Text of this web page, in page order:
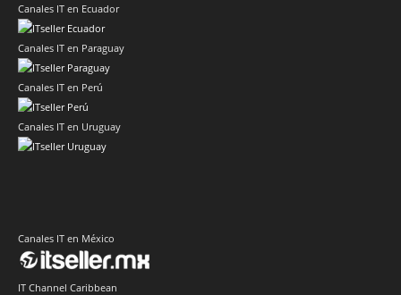
Canales IT en Ecuador
Canales IT en Paraguay
Canales IT en Perú
Canales IT en Uruguay
Canales IT en México
IT Channel Caribbean